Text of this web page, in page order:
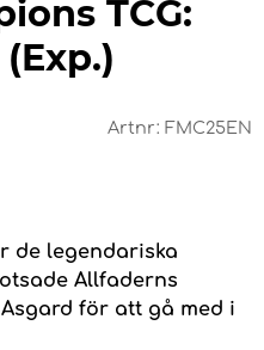
TCG:
Artnr: FMC25EN
de legendariska
Allfaderns
för att gå med i